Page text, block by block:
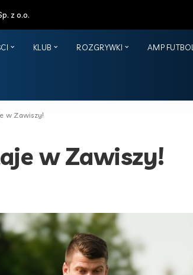
z o.o.
KLUB ROZGRYWKI AMP FUTBOL
w Zawiszy!
w Zawiszy!